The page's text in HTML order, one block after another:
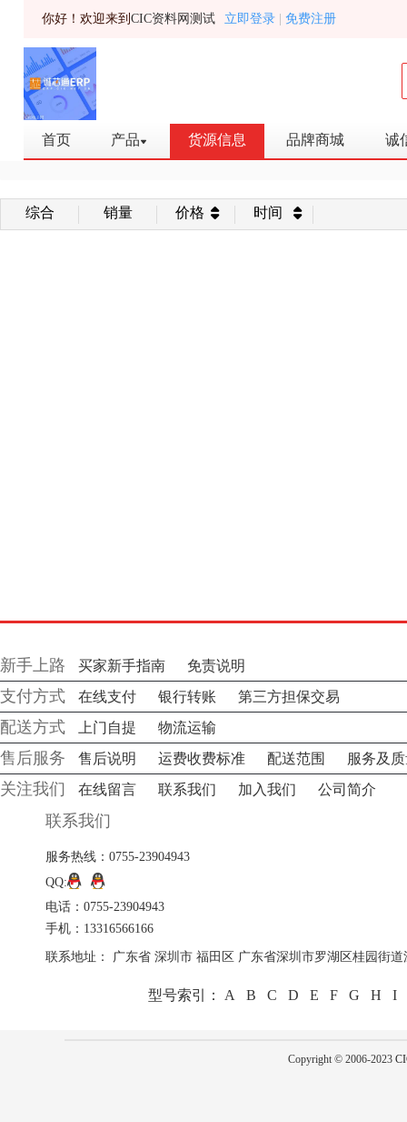
你好！欢迎来到 CIC资料网测试 立即登录 免费注册
首页 产品 货源信息 品牌商城 诚
分类：
品牌： 全部品牌 Maxim
综合 销量 价格 时间
新手上路 买家新手指南 免责说明
支付方式 在线支付 银行转账 第三方担保交易
配送方式 上门自提 物流运输
售后服务 售后说明 运费收费标准 配送范围 服务及
关注我们 在线留言 联系我们 加入我们 公司简介
联系我们
服务热线：0755-23904943
QQ:
电话：0755-23904943
手机：13316566166
联系地址： 广东省 深圳市 福田区 广东省深圳市罗湖区桂园街道
型号索引： A B C D E F G H I
Copyright © 2006-2023